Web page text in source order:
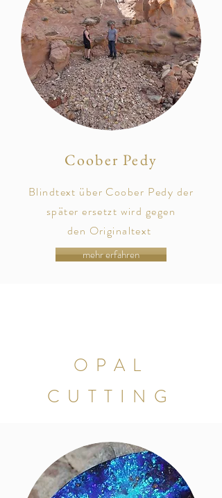
Coober Pedy
Blindtext über Coober Pedy der
späterersetzt wird gegen
den Originaltext
mehr erfahren
OPAL
CUTTING